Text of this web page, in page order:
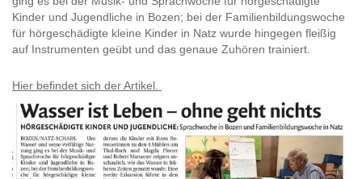
Kinder und Jugendliche in Bozen; bei der Familienbildungswoche
für hörgeschädigte kleine Kinder in Natz wurde hingegen fleißig
auf Instrumenten geübt und das genaue Zuhören trainiert.
Hier befindet sich der Artikel.